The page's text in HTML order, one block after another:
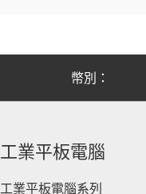
幣別：
工業平板電腦
工業平板電腦系列